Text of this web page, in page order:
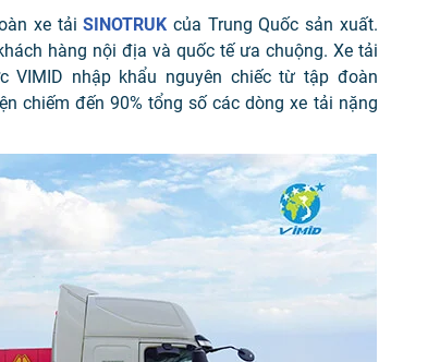
xe tảiSINOTRUK của Trung Quốc sản xuất.
hàng nội địa và quốc tế ưa chuộng. Xe tải
VIMID nhập khẩu nguyên chiếc từtập đoàn
chiếm đến 90% tổng số các dòng xe tải nặng